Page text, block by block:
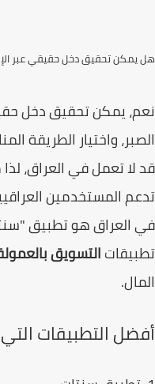
تحقيق دخل حقيقي عبر
يمكن تحقيق دخل
واختيار الطريقة
تعمل في العراق، لذا
المستخدمين
هو تطبيق
التسويق بالعمولة
التطبيقات التي